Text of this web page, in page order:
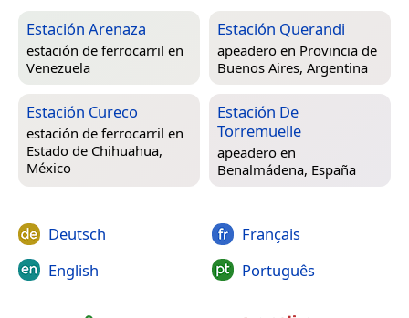
Estación Arenaza
estación de ferrocarril en
Venezuela
Estación Querandi
apeadero en Provincia de
Buenos Aires, Argentina
Estación Cureco
estación de ferrocarril en
Estado de Chihuahua,
México
Estación De
Torremuelle
apeadero en
Benalmádena, España
Deutsch
English
Français
Português